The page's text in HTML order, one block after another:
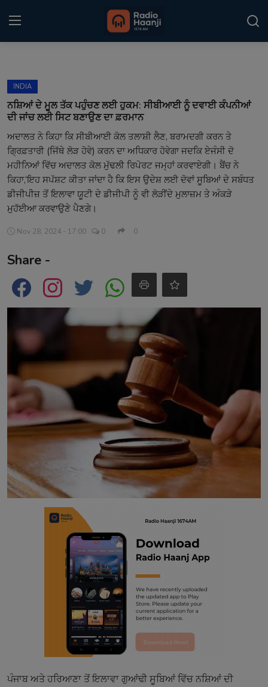
Home
Kitaab Kahani
Gallery
Sponsors
Matrimonial
Event
Contact
INDIA
ਨਸ਼ਿਆਂ ਦੇ ਮੂਲ ਤੱਕ ਪਹੁੰਚਣ ਲਈ ਹੁਕਮ: ਸੀਬੀਆਈ ਨੂੰ ਦਵਾਈ ਕੰਪਨੀਆਂ
ਦੀ ਜਾਂਚ ਲਈ ਸਿਟ ਬਣਾਉਣ ਦਾ ਫ਼ਰਮਾਨ
ਅਦਾਲਤ ਨੇ ਕਿਹਾ ਕਿ ਸੀਬੀਆਈ ਕੋਲ ਤਲਾਸ਼ੀ ਲੈਣ, ਬਰਾਮਦਗੀ ਕਰਨ ਤੇ
ਗ੍ਰਿਫ਼ਤਾਰੀ (ਜਿੱਥੇ ਲੋੜ ਹੋਵੇ) ਕਰਨ ਦਾ ਅਧਿਕਾਰ ਹੋਵੇਗਾ ਜਦਕਿ ਏਜੰਸੀ ਦੋ
ਮਹੀਨਿਆਂ ਵਿੱਚ ਅਦਾਲਤ ਕੋਲ ਮੁੱਢਲੀ ਰਿਪੋਰਟ ਜਮ੍ਹਾਂ ਕਰਵਾਏਗੀ। ਬੈਂਚ ਨੇ
ਕਿਹਾ,‘ਇਹ ਸਪੱਸ਼ਟ ਕੀਤਾ ਜਾਂਦਾ ਹੈ ਕਿ ਇਸ ਉਦੇਸ਼ ਲਈ ਦੋਵਾਂ ਸੂਬਿਆਂ ਦੇ ਸਬੰਧਤ
ਡੀਜੀਪੀਜ਼ ਤੋਂ ਇਲਾਵਾ ਯੂਟੀ ਦੇ ਡੀਜੀਪੀ ਨੂੰ ਵੀ ਲੋੜੀਂਦੇ ਮੁਲਾਜ਼ਮ ਤੇ ਅੰਕੜੇ
ਮੁਹੱਈਆ ਕਰਵਾਉਣੇ ਪੈਣਗੇ।
Nov 28, 2024 - 17:00 0 0
Share -
ਪੰਜਾਬ ਅਤੇ ਹਰਿਆਣਾ ਤੋਂ ਇਲਾਵਾ ਗੁਆਂਢੀ ਸੂਬਿਆਂ ਵਿੱਚ ਨਸ਼ਿਆਂ ਦੀ